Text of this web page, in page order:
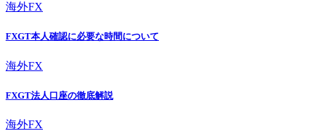
海外FX
FXGT本人確認に必要な時間について
海外FX
FXGT法人口座の徹底解説
海外FX